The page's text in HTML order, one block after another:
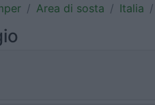
Area di sosta Italia